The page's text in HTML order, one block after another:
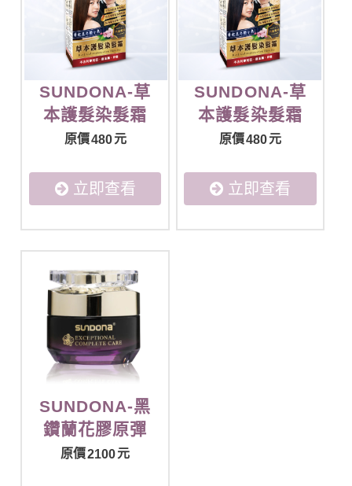
SUNDONA-草
本護髮染髮霜
(深咖啡色)
原價480元
立即查看
SUNDONA-草
本護髮染髮霜
(自然黑色)
原價480元
立即查看
SUNDONA-黑
鑽蘭花膠原彈
力霜50ml
原價2100元